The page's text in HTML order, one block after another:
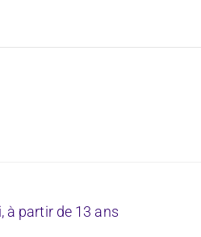
à partir de 13 ans